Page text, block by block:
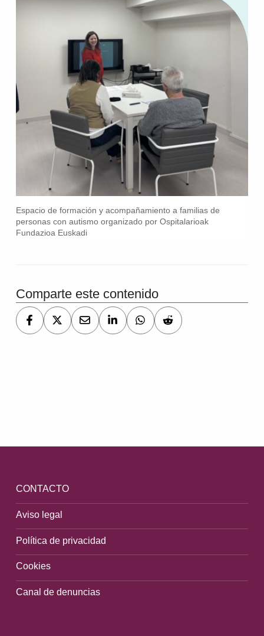
Espacio de formación y acompañamiento a familias de
personas con autismo organizado por Ospitalarioak
Fundazioa Euskadi
Comparte este contenido
CONTACTO
Aviso legal
Política de privacidad
Cookies
Canal de denuncias